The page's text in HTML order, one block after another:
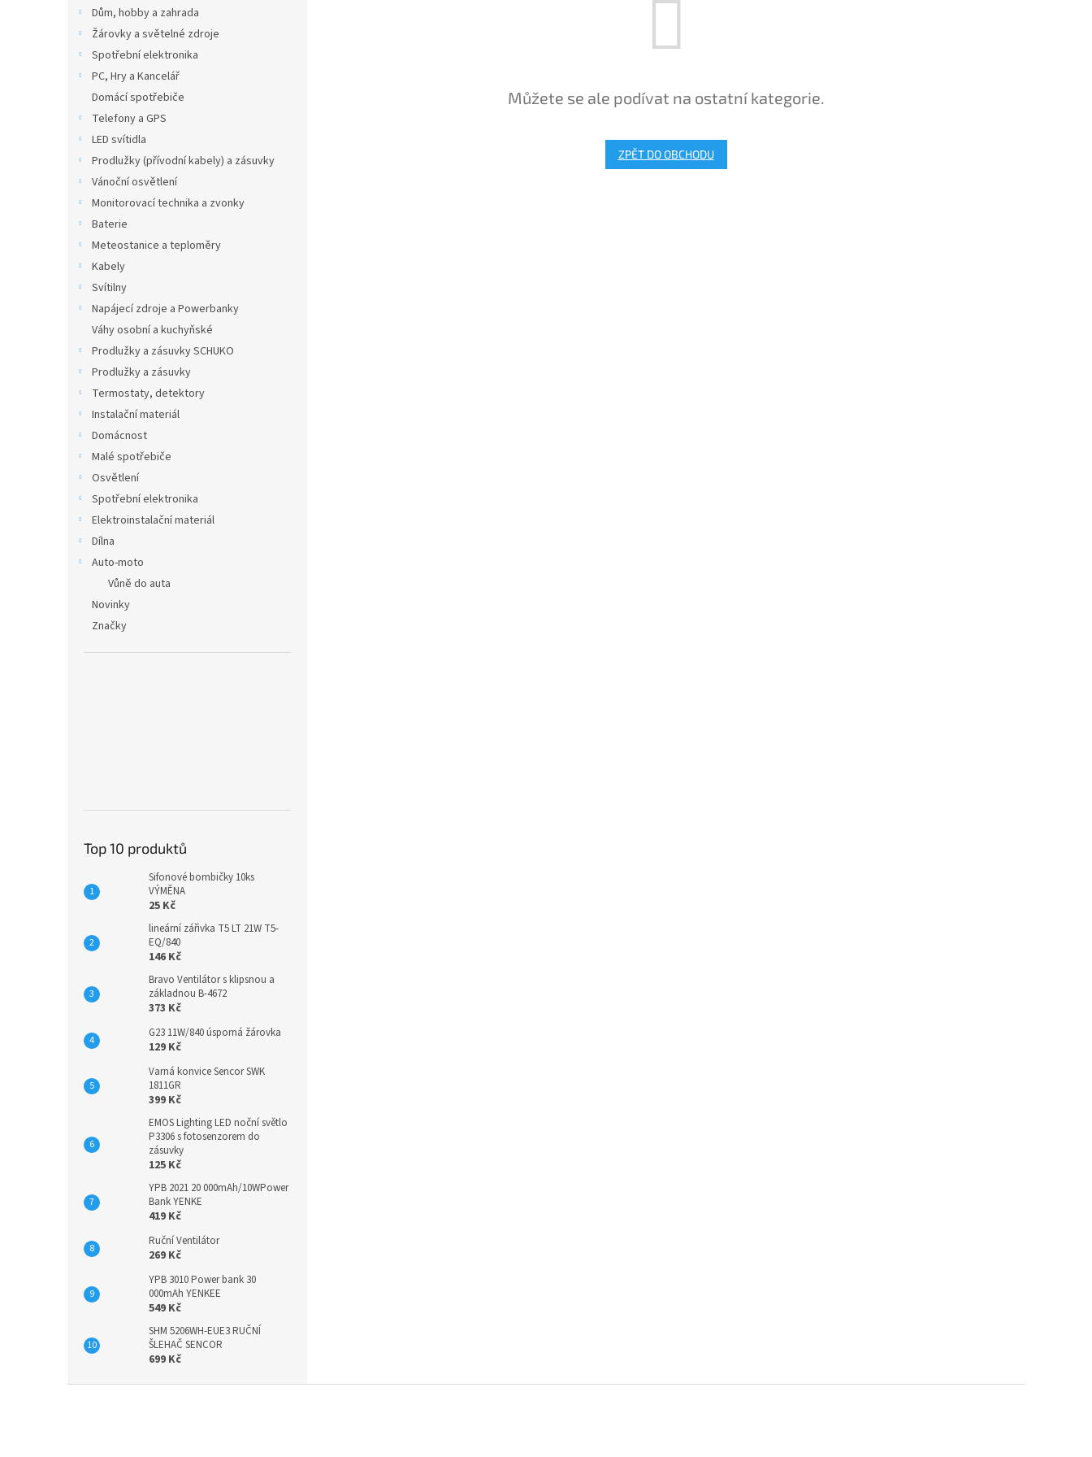
Dům, hobby a zahrada
Žárovky a světelné zdroje
Spotřební elektronika
PC, Hry a Kancelář
Domácí spotřebiče
Telefony a GPS
LED svítidla
Prodlužky (přívodní kabely) a zásuvky
Vánoční osvětlení
Monitorovací technika a zvonky
Baterie
Meteostanice a teploměry
Kabely
Svítilny
Napájecí zdroje a Powerbanky
Váhy osobní a kuchyňské
Prodlužky a zásuvky SCHUKO
Prodlužky a zásuvky
Termostaty, detektory
Instalační materiál
Domácnost
Malé spotřebiče
Osvětlení
Spotřební elektronika
Elektroinstalační materiál
Dílna
Auto-moto
Vůně do auta
Novinky
Značky
Top 10 produktů
Sifonové bombičky 10ks
VÝMĚNA
25 Kč
lineární zářivka T5 LT 21W T5-
EQ/840
146 Kč
Bravo Ventilátor s klipsnou a
základnou B-4672
373 Kč
G23 11W/840 úsporná žárovka
129 Kč
Varná konvice Sencor SWK
1811GR
399 Kč
EMOS Lighting LED noční světlo
P3306 s fotosenzorem do
zásuvky
125 Kč
YPB 2021 20 000mAh/10WPower
Bank YENKE
419 Kč
Ruční Ventilátor
269 Kč
YPB 3010 Power bank 30
000mAh YENKEE
549 Kč
SHM 5206WH-EUE3 RUČNÍ
ŠLEHAČ SENCOR
699 Kč
Můžete se ale podívat na ostatní kategorie.
ZPĚT DO OBCHODU